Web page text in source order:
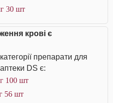
30 шт
крові є
препарати для
DS є:
100 шт
56 шт